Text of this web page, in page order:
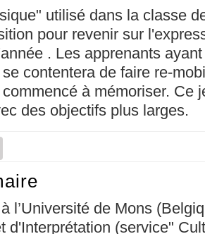
utilisé dans la classe
pour revenir sur
. Les apprenants
se contentera de faire re-
à mémoriser. Ce
des objectifs plus larges.
l’Université de Mons
d'Interprétation (service"